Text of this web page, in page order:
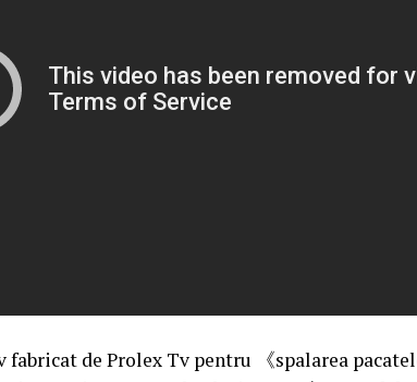
de Prolex Tv pentru 《spalarea